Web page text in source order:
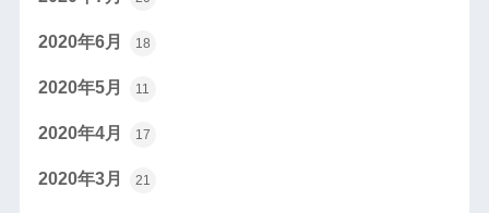
2020年6月 18
2020年5月 11
2020年4月 17
2020年3月 21